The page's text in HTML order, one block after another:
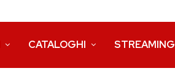
CATALOGHI STREAMING